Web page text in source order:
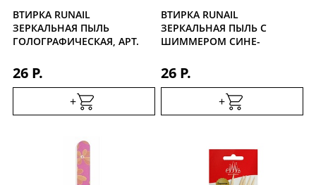
ВТИРКА RUNAIL
ЗЕРКАЛЬНАЯ ПЫЛЬ
ГОЛОГРАФИЧЕСКАЯ, АРТ.
26 Р.
+
ВТИРКА RUNAIL
ЗЕРКАЛЬНАЯ ПЫЛЬ С
ШИММЕРОМ СИНЕ-
26 Р.
+